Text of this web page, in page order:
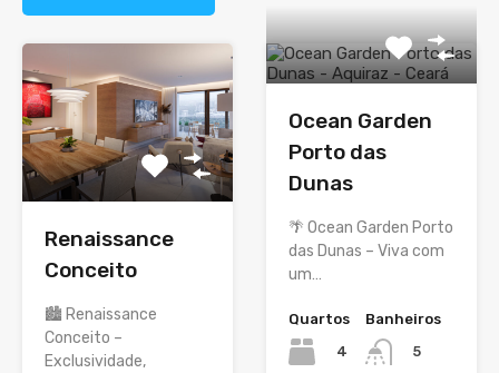
Renaissance
Conceito
🏙️ Renaissance
Conceito –
Exclusividade,
Ocean Garden
Porto das
Dunas
🌴 Ocean Garden Porto
das Dunas – Viva com
um…
Quartos
4
Banheiros
5